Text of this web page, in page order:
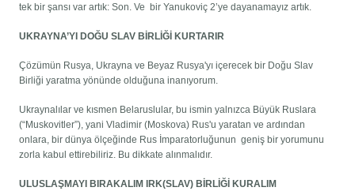
tek bir şansı var artık: Son. Ve bir Yanukoviç 2’ye dayanamayız artık.
UKRAYNA’YI DOĞU SLAV BİRLİĞİ KURTARIR
Çözümün Rusya, Ukrayna ve Beyaz Rusya'yı içerecek bir Doğu Slav
Birliği yaratma yönünde olduğuna inanıyorum.
Ukraynalılar ve kısmen Belaruslular, bu ismin yalnızca Büyük Ruslara
(“Muskovitler”), yani Vladimir (Moskova) Rus'u yaratan ve ardından
onlara, bir dünya ölçeğinde Rus İmparatorluğunun geniş bir yorumunu
zorla kabul ettirebiliriz. Bu dikkate alınmalıdır.
ULUSLAŞMAYI BIRAKALIM IRK(SLAV) BİRLİĞİ KURALIM